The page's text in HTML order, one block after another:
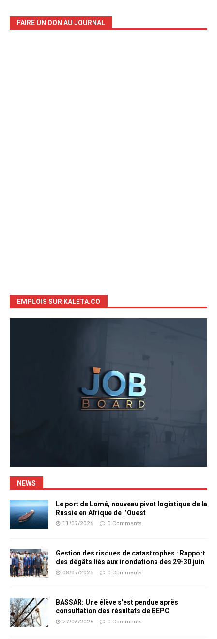
FAIRE UN DON AU JOURNAL
EMPLOIS SUR KALETA.CO
NEWS
Le port de Lomé, nouveau pivot logistique de la
Russie en Afrique de l’Ouest
11/07/2026 0 Comments
Gestion des risques de catastrophes : Rapport
des dégâts liés aux inondations des 29-30 juin
08/07/2026 0 Comments
BASSAR: Une élève s’est pendue après
consultation des résultats de BEPC
27/06/2026 0 Comments